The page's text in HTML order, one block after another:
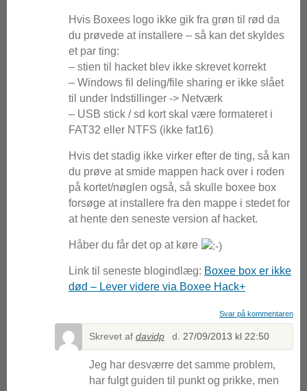
Hvis Boxees logo ikke gik fra grøn til rød da
du prøvede at installere – så kan det skyldes
et par ting:
– stien til hacket blev ikke skrevet korrekt
– Windows fil deling/file sharing er ikke slået
til under Indstillinger -> Netværk
– USB stick / sd kort skal være formateret i
FAT32 eller NTFS (ikke fat16)
Hvis det stadig ikke virker efter de ting, så kan
du prøve at smide mappen hack over i roden
på kortet/nøglen også, så skulle boxee box
forsøge at installere fra den mappe i stedet for
at hente den seneste version af hacket.
Håber du får det op at køre
Link til seneste blogindlæg: Boxee box er ikke
død – Lever videre via Boxee Hack+
Svar på kommentaren
Skrevet af davidp d. 27/09/2013 kl 22:50
Jeg har desværre det samme problem,
har fulgt guiden til punkt og prikke, men